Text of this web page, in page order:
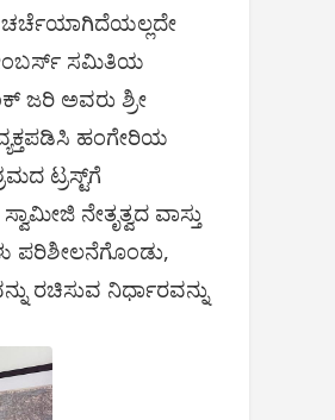
ಚರ್ಚೆಯಾಗಿದೆಯಲ್ಲದೇ
ಸಮಿತಿಯ
ಜರಿ ಅವರು ಶ್ರೀ
ಹಂಗೇರಿಯ
ಟ್ರಸ್ಟ್‌ಗೆ
ನೇತೃತ್ವದ ವಾಸ್ತು
ಪರಿಶೀಲನೆಗೊಂಡು,
ರಚಿಸುವ ನಿರ್ಧಾರವನ್ನು